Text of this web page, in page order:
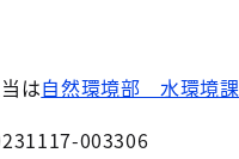
は自然環境部 水環境課
003306